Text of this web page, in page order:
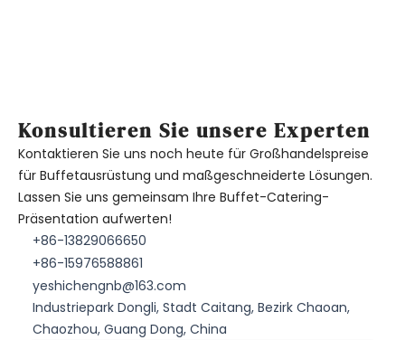
Konsultieren Sie unsere Experten
Kontaktieren Sie uns noch heute für Großhandelspreise
für Buffetausrüstung und maßgeschneiderte Lösungen.
Lassen Sie uns gemeinsam Ihre Buffet-Catering-
Präsentation aufwerten!
+86-13829066650
+86-15976588861
yeshichengnb@163.com
Industriepark Dongli, Stadt Caitang, Bezirk Chaoan,
Chaozhou, Guang Dong, China